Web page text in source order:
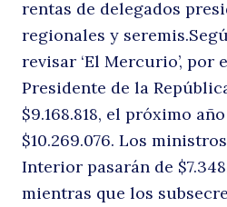
rentas de delegados
regionales y
revisar ‘El Mercurio’, por
Presidente de la
$9.168.818, el próximo
$10.269.076. Los
Interior pasarán de
mientras que los